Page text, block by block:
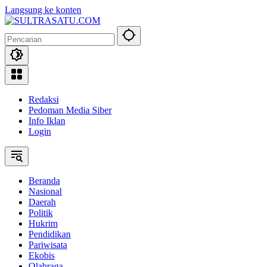
Langsung ke konten
Redaksi
Pedoman Media Siber
Info Iklan
Login
Beranda
Nasional
Daerah
Politik
Hukrim
Pendidikan
Pariwisata
Ekobis